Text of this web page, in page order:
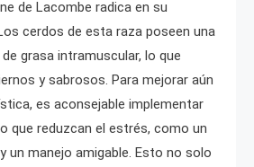
de Lacombe radica en su
cerdos de esta raza poseen una
grasa intramuscular, lo que
y sabrosos. Para mejorar aún
es aconsejable implementar
que reduzcan el estrés, como un
un manejo amigable. Esto no solo